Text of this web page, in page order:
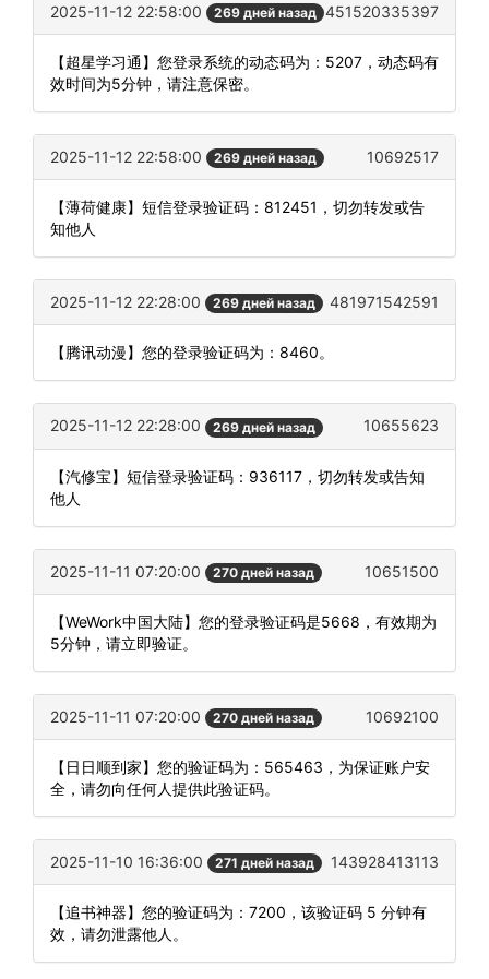
2025-11-12 22:58:00 269 дней назад 451520335397
【超星学习通】您登录系统的动态码为：5207，动态码有
效时间为5分钟，请注意保密。
2025-11-12 22:58:00 269 дней назад 10692517
【薄荷健康】短信登录验证码：812451，切勿转发或告
知他人
2025-11-12 22:28:00 269 дней назад 481971542591
【腾讯动漫】您的登录验证码为：8460。
2025-11-12 22:28:00 269 дней назад 10655623
【汽修宝】短信登录验证码：936117，切勿转发或告知
他人
2025-11-11 07:20:00 270 дней назад 10651500
【WeWork中国大陆】您的登录验证码是5668，有效期为
5分钟，请立即验证。
2025-11-11 07:20:00 270 дней назад 10692100
【日日顺到家】您的验证码为：565463，为保证账户安
全，请勿向任何人提供此验证码。
2025-11-10 16:36:00 271 дней назад 143928413113
【追书神器】您的验证码为：7200，该验证码 5 分钟有
效，请勿泄露他人。